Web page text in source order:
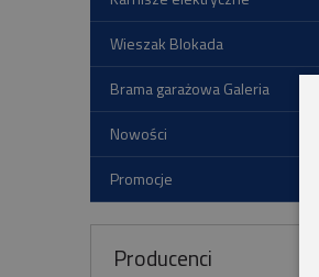
Wieszak Blokada
Brama garażowa Galeria
Nowości
Promocje
Producenci